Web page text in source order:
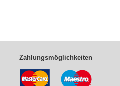
Zahlungsmöglichkeiten